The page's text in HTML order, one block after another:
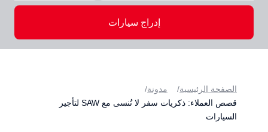
إدراج سيارات
الصفحة الرئيسية
مدونة
قصص العملاء: ذكريات سفر لا تُنسى مع SAW لتأجير
السيارات